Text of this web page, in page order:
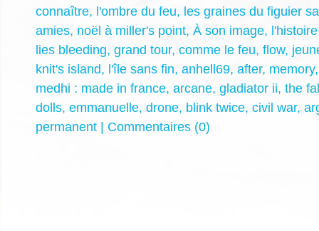
connaître, l'ombre du feu, les graines du figuier
amies, noël à miller's point, À son image,
lies bleeding, grand tour, comme le feu, flow,
knit's island, l'île sans fin, anhell69, after, memory
medhi : made in france, arcane, gladiator ii, the
dolls, emmanuelle, drone, blink twice, civil war,
permanent | Commentaires (0)